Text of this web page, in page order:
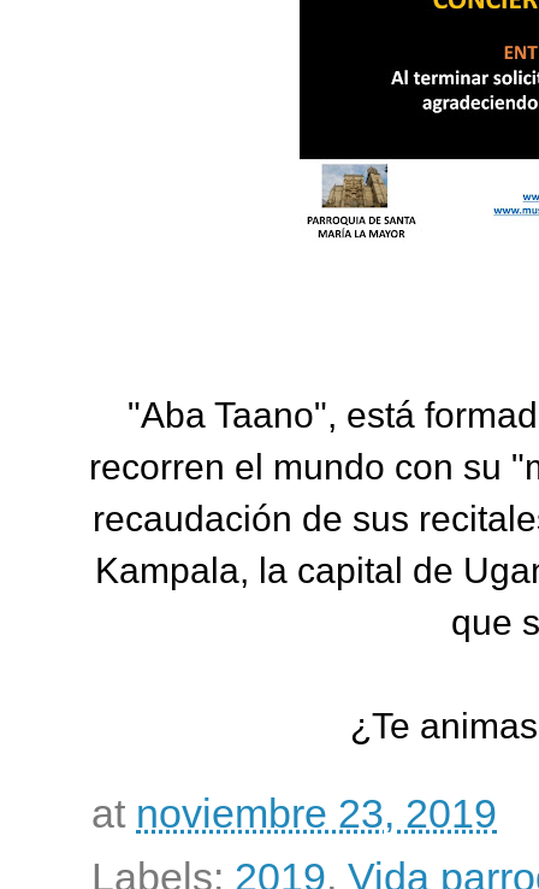
"Aba Taano", está
recorren el mundo con su
recaudación de sus
Kampala, la capital de
que
¿Te
at noviembre 23, 2019
Labels: 2019, Vida